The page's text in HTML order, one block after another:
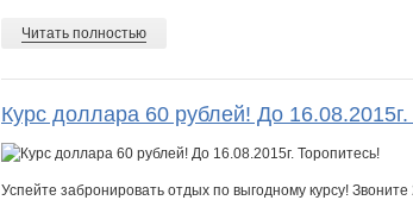
Читать полностью
Курс доллара 60 рублей! До 16.08.2015г.
Успейте забронировать отдых по выгодному курсу!